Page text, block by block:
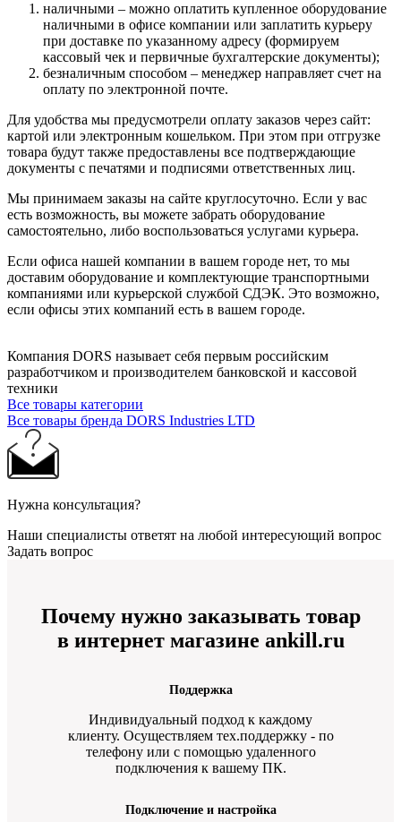
наличными – можно оплатить купленное оборудование
наличными в офисе компании или заплатить курьеру
при доставке по указанному адресу (формируем
кассовый чек и первичные бухгалтерские документы);
безналичным способом – менеджер направляет счет на
оплату по электронной почте.
Для удобства мы предусмотрели оплату заказов через сайт:
картой или электронным кошельком. При этом при отгрузке
товара будут также предоставлены все подтверждающие
документы с печатями и подписями ответственных лиц.
Мы принимаем заказы на сайте круглосуточно. Если у вас
есть возможность, вы можете забрать оборудование
самостоятельно, либо воспользоваться услугами курьера.
Если офиса нашей компании в вашем городе нет, то мы
доставим оборудование и комплектующие транспортными
компаниями или курьерской службой СДЭК. Это возможно,
если офисы этих компаний есть в вашем городе.
Компания DORS называет себя первым российским
разработчиком и производителем банковской и кассовой
техники
Все товары категории
Все товары бренда DORS Industries LTD
Нужна консультация?
Наши специалисты ответят на любой интересующий вопрос
Задать вопрос
Почему нужно заказывать товар
в интернет магазине ankill.ru
Поддержка
Индивидуальный подход к каждому
клиенту. Осуществляем тех.поддержку - по
телефону или с помощью удаленного
подключения к вашему ПК.
Подключение и настройка